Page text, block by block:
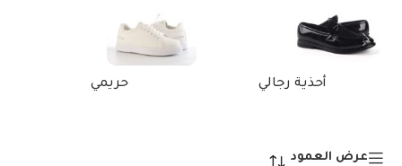
أحذية رجالي حريمي
عرض العمود